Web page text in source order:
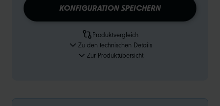
KONFIGURATION SPEICHERN
Produktvergleich
Zu den technischen Details
Zur Produktübersicht